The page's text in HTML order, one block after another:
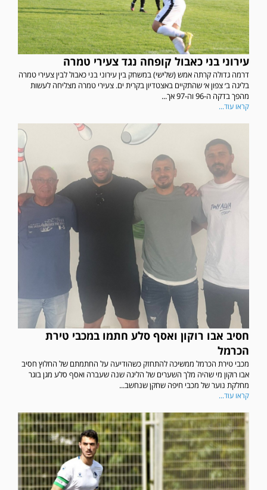
עירוני בני כאבול קופחה נגד צעירי טמרה
דרמה גדולה קרתה אמש (שלישי) במשחק בין עירוני בני כאבול לבין צעירי טמרה
בליגה ב׳ צפון א׳ שהתקיים באצטדיון בקרית ים. צעירי טמרה מצליחה לעשות
מהפך בדקה ה-96 וה-97 אך...
קראו עוד...
חסיב אבו רוקון ואסף סלע חתמו במכבי טירת
הכרמל
מכבי טירת הכרמל ממשיכה להתחזק כשהודיעה על החתמתם של החלוץ חסיב
אבו רוקון מי שהיה מלך השערים של הליגה שנה שעברה ואסף סלע מגן בוגר
מחלקת נוער של מכבי חיפה שחקן שנחשב...
קראו עוד...